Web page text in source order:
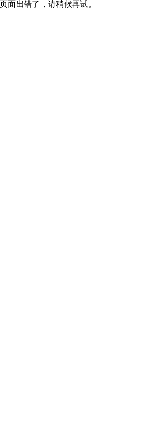
页面出错了，请稍候再试。